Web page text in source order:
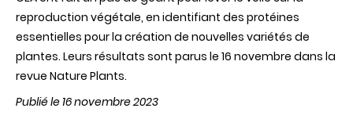
reproduction végétale, en identifiant des protéines
essentielles pour la création de nouvelles variétés de
plantes. Leurs résultats sont parus le 16 novembre dans la
revue Nature Plants.
Publié le 16 novembre 2023